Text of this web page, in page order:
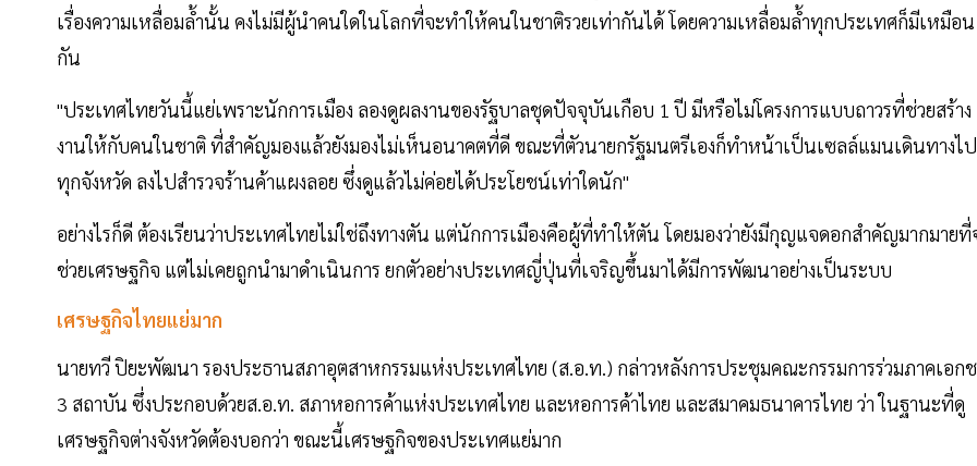
เรื่องความเหลื่อมล้ำนั้น คงไม่มีผู้นำคนใดในโลกที่จะทำให้คนในชาติรวยเท่ากันได้ โดยความเหลื่อมล้ำทุกประเทศก็มีเหมือน
กัน
"ประเทศไทยวันนี้แย่เพราะนักการเมือง ลองดูผลงานของรัฐบาลชุดปัจจุบันเกือบ 1 ปี มีหรือไม่โครงการแบบถาวรที่ช่วยสร้าง
งานให้กับคนในชาติ ที่สำคัญมองแล้วยังมองไม่เห็นอนาคตที่ดี ขณะที่ตัวนายกรัฐมนตรีเองก็ทำหน้าเป็นเซลล์แมนเดินทางไป
ทุกจังหวัด ลงไปสำรวจร้านค้าแผงลอย ซึ่งดูแล้วไม่ค่อยได้ประโยชน์เท่าใดนัก"
อย่างไรก็ดี ต้องเรียนว่าประเทศไทยไม่ใช่ถึงทางตัน แต่นักการเมืองคือผู้ที่ทำให้ตัน โดยมองว่ายังมีกุญแจดอกสำคัญมากมายที่
ช่วยเศรษฐกิจ แต่ไม่เคยถูกนำมาดำเนินการ ยกตัวอย่างประเทศญี่ปุ่นที่เจริญขึ้นมาได้มีการพัฒนาอย่างเป็นระบบ
เศรษฐกิจไทยแย่มาก
นายทวี ปิยะพัฒนา รองประธานสภาอุตสาหกรรมแห่งประเทศไทย (ส.อ.ท.) กล่าวหลังการประชุมคณะกรรมการร่วมภาคเอก
3 สถาบัน ซึ่งประกอบด้วยส.อ.ท. สภาหอการค้าแห่งประเทศไทย และหอการค้าไทย และสมาคมธนาคารไทย ว่า ในฐานะที่ดู
เศรษฐกิจต่างจังหวัดต้องบอกว่า ขณะนี้เศรษฐกิจของประเทศแย่มาก